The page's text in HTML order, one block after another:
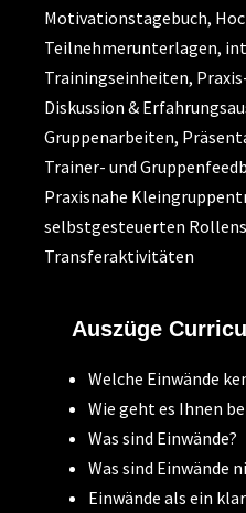
Motivationstagebuch,
Teilnehmerunterlagen,
Trainingseinheiten,
Diskussion &
Gruppenarbeiten,
Trainer- und
Praxisnahe
selbstgesteuerten
Transferaktivitäten
Auszüge
Welche Einwände
Wie geht es Ihnen
Was sind Einwände?
Was sind Einwände
Einwände als ein